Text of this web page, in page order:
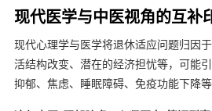
现代医学与中医视角的互补
现代心理学与医学将退休适应问题归因
活结构改变、潜在的经济担忧等，可能
抑郁、焦虑、睡眠障碍、免疫功能下降等